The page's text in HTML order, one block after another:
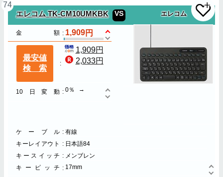
74
エレコム TK-CM10UMKBK VS エレコム
金額 1,909
最安値
検索
1,909円
2,033円
10日変動 0％
ケーブル
有線
キーレイアウト
日本語84
キースイッチ
メンブレン
キーピッチ
17mm